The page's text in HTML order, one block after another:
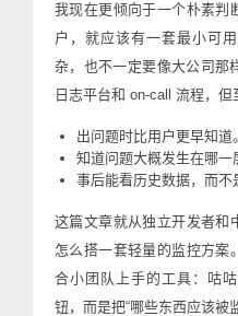
我现在更倾向于一个朴素判
户，就应该有一套最小可
杂，也不一定要像大公司那
日志平台和 on-call 流程，但
出问题时比用户更早知道。
知道问题大概发生在哪一
事后能看历史数据，而不
这篇文章就从独立开发者和
怎么搭一套轻量的监控方案
合小团队上手的工具：咕
钮，而是把“哪些东西应该被